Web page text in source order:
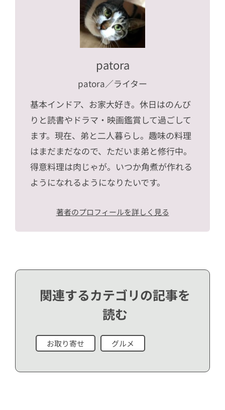
patora
patora／ライター
基本インドア、お家大好き。休日はのんび
りと読書やドラマ・映画鑑賞して過ごして
ます。現在、弟と二人暮らし。趣味の料理
はまだまだなので、ただいま弟と修行中。
得意料理は肉じゃが。いつか角煮が作れる
ようになれるようになりたいです。
著者のプロフィールを詳しく見る
関連するカテゴリの記事を
読む
お取り寄せ グルメ